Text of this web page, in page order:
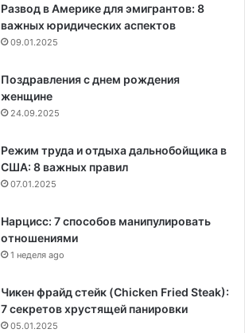
Развод в Америке для эмигрантов: 8
важных юридических аспектов
09.01.2025
Поздравления с днем рождения
женщине
24.09.2025
Режим труда и отдыха дальнобойщика в
США: 8 важных правил
07.01.2025
Нарцисс: 7 способов манипулировать
отношениями
1 неделя ago
Чикен фрайд стейк (Chicken Fried Steak):
7 секретов хрустящей панировки
05.01.2025